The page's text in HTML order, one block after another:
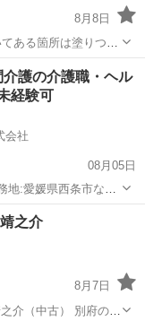
8月8日
ある箇所は塗りつぶ
！
介護の介護職・ヘル
経験可
会社
08月05日
地:愛媛県西条市など
宅に訪問し、ご自宅
のお仕事です。もち
之介
8月7日